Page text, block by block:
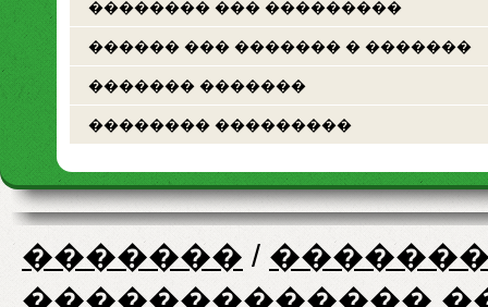
�������� ��� ���������
������ ��� ������� � �������
������� �������
�������� ���������
������� /
�������������